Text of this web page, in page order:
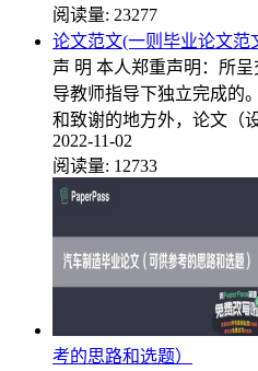
阅读量: 23277
论文范文(一则毕业论文范
声 明 本人郑重声明：所
导教师指导下独立完成的
和致谢的地方外，论文（
2022-11-02
阅读量: 12733
考的思路和选题）